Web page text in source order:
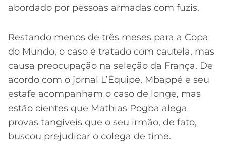
abordado por pessoas armadas com fuzis.
Restando menos de três meses para a Copa
do Mundo, o caso é tratado com cautela, mas
causa preocupação na seleção da França. De
acordo com o jornal L’Équipe, Mbappé e seu
estafe acompanham o caso de longe, mas
estão cientes que Mathias Pogba alega
provas tangíveis que o seu irmão, de fato,
buscou prejudicar o colega de time.